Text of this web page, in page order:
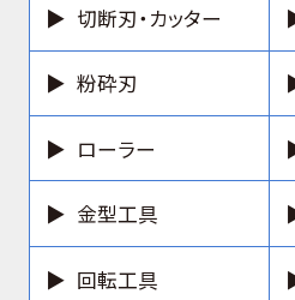
切断刃・カッター
粉砕刃
ローラー
金型工具
回転工具